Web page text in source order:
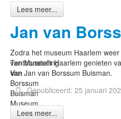
Lees meer...
Jan van
Tentoonstelling
Van
Borssum
Buisman
Museum
Haarlem
Zodra het museum Haarlem
van Museum Haarlem genieten
van Jan van Borssum Buisman.
Gepubliceerd: 25 januari
Lees meer...